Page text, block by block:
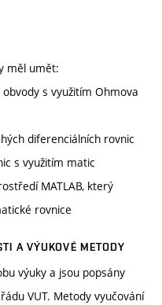
měl umět:
s využitím Ohmova
diferenciálních rovnic
s využitím matic
MATLAB, který
rovnice
A VÝUKOVÉ METODY
výuky a jsou popsány
VUT. Metody vyučování